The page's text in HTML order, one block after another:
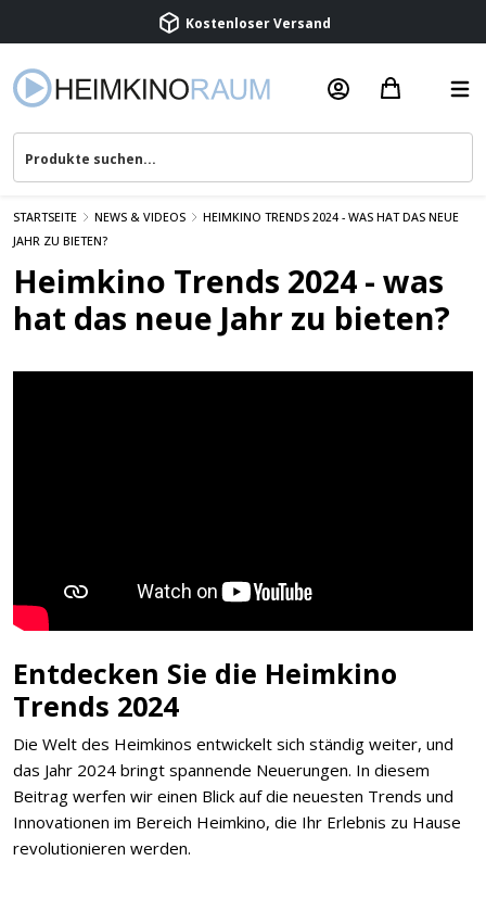
Kostenloser Versand
Beratung & Service
STARTSEITE NEWS & VIDEOS
HEIMKINO TRENDS 2024 - WAS HAT DAS NEUE
JAHR ZU BIETEN?
Heimkino Trends 2024 - was
hat das neue Jahr zu bieten?
Entdecken Sie die Heimkino
Trends 2024
Die Welt des Heimkinos entwickelt sich ständig weiter, und
das Jahr 2024 bringt spannende Neuerungen. In diesem
Beitrag werfen wir einen Blick auf die neuesten Trends und
Innovationen im Bereich Heimkino, die Ihr Erlebnis zu Hause
revolutionieren werden.